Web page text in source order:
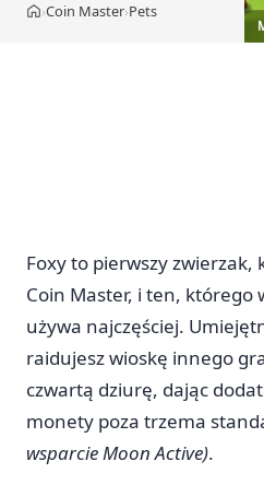
Strona główna
›Coin Master›Pets
Foxy to pierwszy
Coin Master, i ten, którego
używa najczęściej.
raidujesz wioskę innego
czwartą dziurę, dając
monety poza trzema
wsparcie Moon Active).